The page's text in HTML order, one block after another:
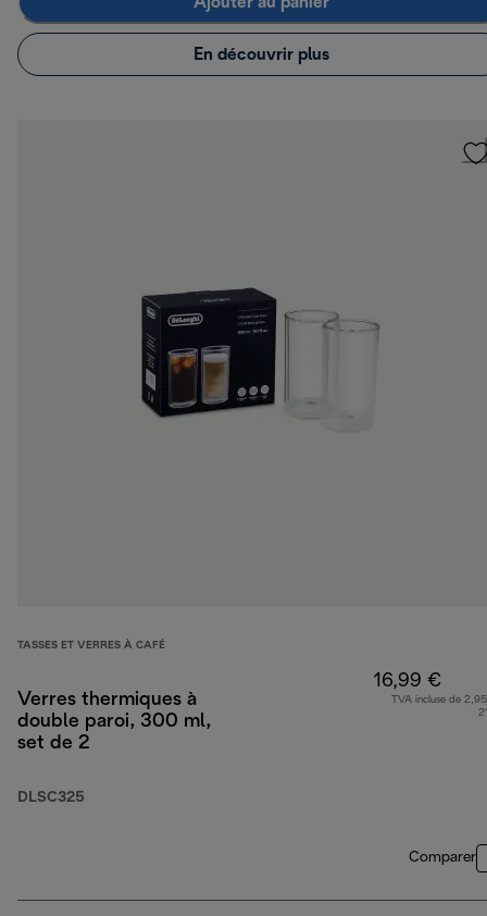
En découvrir plus
TASSES ET VERRES À CAFÉ
Verres thermiques à
double paroi, 300 ml,
set de 2
DLSC325
16,99 €
TVA incluse de
Comparer